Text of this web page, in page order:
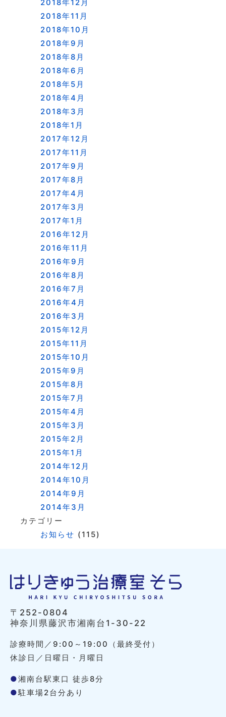
2018年12月
2018年11月
2018年10月
2018年9月
2018年8月
2018年6月
2018年5月
2018年4月
2018年3月
2018年1月
2017年12月
2017年11月
2017年9月
2017年8月
2017年4月
2017年3月
2017年1月
2016年12月
2016年11月
2016年9月
2016年8月
2016年7月
2016年4月
2016年3月
2015年12月
2015年11月
2015年10月
2015年9月
2015年8月
2015年7月
2015年4月
2015年3月
2015年2月
2015年1月
2014年12月
2014年10月
2014年9月
2014年3月
カテゴリー
お知らせ (115)
〒252-0804
神奈川県藤沢市湘南台1-30-22
診療時間／9:00～19:00（最終受付）
休診日／日曜日・月曜日
●湘南台駅東口 徒歩8分
●駐車場2台分あり